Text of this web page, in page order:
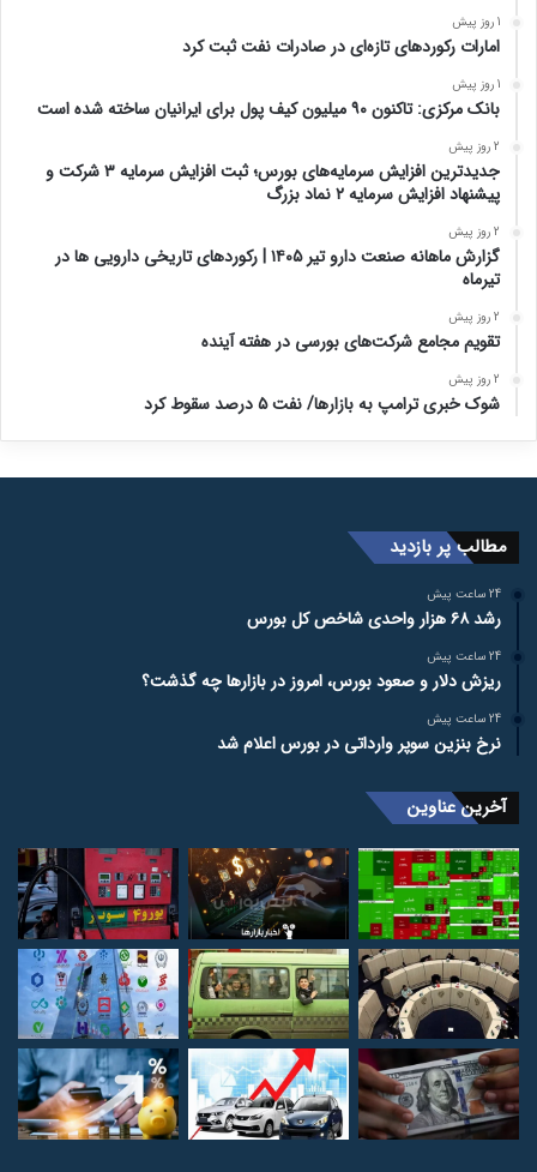
1 روز پیش
امارات رکورد‌های تازه‌ای در صادرات نفت ثبت کرد
1 روز پیش
بانک مرکزی: تاکنون ۹۰ میلیون کیف پول برای ایرانیان ساخته شده است
2 روز پیش
جدیدترین افزایش سرمایه‌های بورس؛ ثبت افزایش سرمایه ۳ شرکت و
پیشنهاد افزایش سرمایه ۲ نماد بزرگ
2 روز پیش
گزارش ماهانه صنعت دارو تیر ۱۴۰۵ | رکوردهای تاریخی دارویی ها در
تیرماه
2 روز پیش
تقویم مجامع شرکت‌های بورسی در هفته آینده
2 روز پیش
شوک خبری ترامپ به بازارها/ نفت ۵ درصد سقوط کرد
مطالب پر بازدید
24 ساعت پیش
رشد ۶۸ هزار واحدی شاخص کل بورس
24 ساعت پیش
ریزش دلار و صعود بورس، امروز در بازارها چه گذشت؟
24 ساعت پیش
نرخ بنزین سوپر وارداتی در بورس اعلام شد
آخرین عناوین